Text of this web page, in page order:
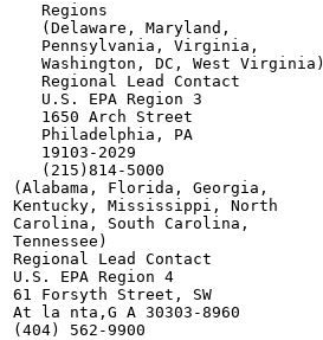
   Regions
   (Delaware, Maryland,
   Pennsylvania, Virginia,
   Washington, DC, West Virginia)
   Regional Lead Contact
   U.S. EPA Region 3
   1650 Arch Street
   Philadelphia, PA
   19103-2029
   (215)814-5000
(Alabama, Florida, Georgia,
Kentucky, Mississippi, North
Carolina, South Carolina,
Tennessee)
Regional Lead Contact
U.S. EPA Region 4
61 Forsyth Street, SW
At la nta,G A 30303-8960
(404) 562-9900